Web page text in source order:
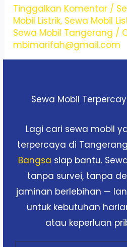
Tinggalkan Komentar /
Mobil Listrik, Sewa Mobil
Sewa Mobil Tangerang /
mbimarifah@gmail.com
Sewa Mobil
Lagi cari sewa mobil
terpercaya di
Bangsa siap bantu.
tanpa survei, tanpa
jaminan berlebihan —
untuk kebutuhan
atau keperluan